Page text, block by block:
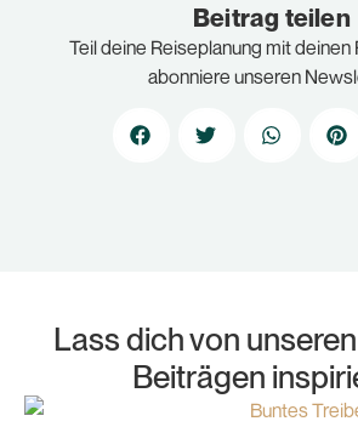
Beitrag teilen
Teil deine Reiseplanung mit deinen
abonniere unseren
Lass dich von
Beiträgen